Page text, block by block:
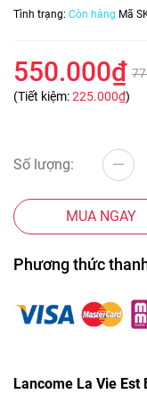
Tình trạng: Còn hàng Mã
550.000₫
(Tiết kiệm:225.000₫)
Số lượng:
MUA NGAY
Phương thức
Lancome La Vie Est